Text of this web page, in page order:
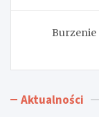
Burzenie
Aktualności